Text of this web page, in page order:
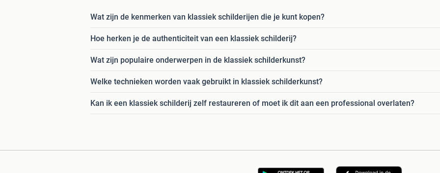
Wat zijn de kenmerken van klassiek schilderijen die je kunt kopen?
Hoe herken je de authenticiteit van een klassiek schilderij?
Wat zijn populaire onderwerpen in de klassiek schilderkunst?
Welke technieken worden vaak gebruikt in klassiek schilderkunst?
Kan ik een klassiek schilderij zelf restaureren of moet ik dit aan een professional overlaten?